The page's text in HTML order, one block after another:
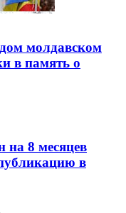
молдавском
в память о
на 8 месяцев
в